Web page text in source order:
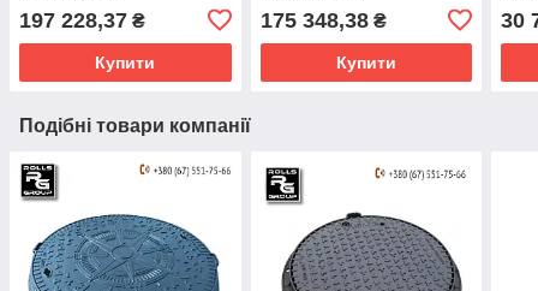
197 228,37 ₴
Купити
175 348,38₴
Купити
30
Подібні товари компанії